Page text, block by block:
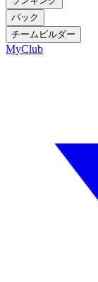
パック
チームビルダー
MyClub